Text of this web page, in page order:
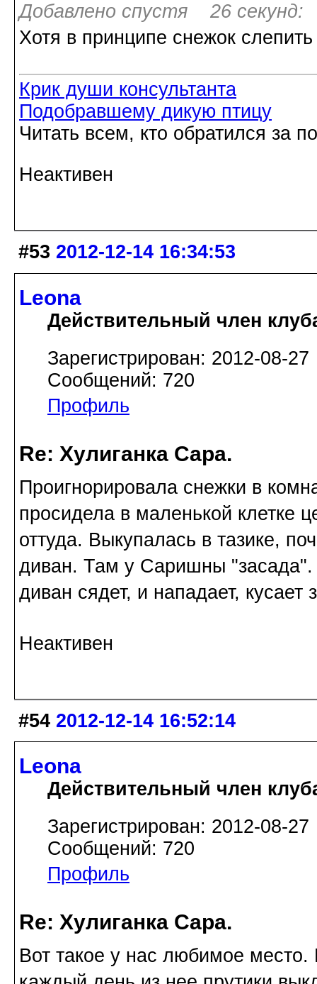
Добавлено спустя 26 секунд:
Хотя в принципе снежок
Крик души консультанта
Подобравшему дикую птицу
Читать всем, кто обратился за
Неактивен
#53 2012-12-14 16:34:53
Leona
Действительный член
Зарегистрирован: 2012-08-27
Сообщений: 720
Профиль
Re: Хулиганка Сара.
Проигнорировала снежки в
просидела в маленькой клетке
оттуда. Выкупалась в тазике,
диван. Там у Саришны "засада".
диван сядет, и нападает, кусает
Неактивен
#54 2012-12-14 16:52:14
Leona
Действительный член
Зарегистрирован: 2012-08-27
Сообщений: 720
Профиль
Re: Хулиганка Сара.
Вот такое у нас любимое